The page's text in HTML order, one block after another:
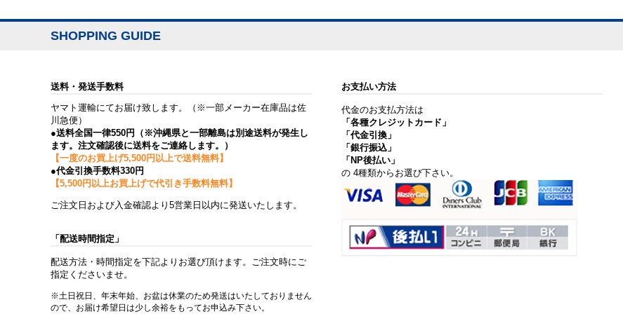
SHOPPING GUIDE
送料・発送手数料
ヤマト運輸にてお届け致します。（※一部メーカー在庫品は佐
川急便）
●送料全国一律550円（※沖縄県と一部離島は別途送料が発生し
ます。注文確認後に送料をご連絡します。）
【一度のお買上げ5,500円以上で送料無料】
●代金引換手数料330円
【5,500円以上お買上げで代引き手数料無料】
ご注文日および入金確認より5営業日以内に発送いたします。
「配送時間指定」
配送方法・時間指定を下記よりお選び頂けます。ご注文時にご
指定くださいませ。
※土日祝日、年末年始、お盆は休業のため発送はいたしておりません
ので、お届け希望日は少し余裕をもってお申込み下さい。
お支払い方法
代金のお支払方法は
「各種クレジットカード」
「代金引換」
「銀行振込」
「NP後払い」
の 4種類からお選び下さい。